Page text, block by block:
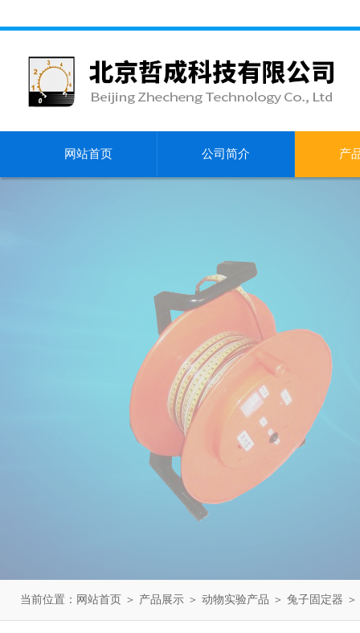
网站首页 公司简介 产
当前位置： 网站首页 ＞ 产品展示 ＞ 动物实验产品 ＞ 兔子固定器